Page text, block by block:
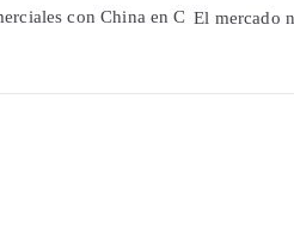
con China en C El mercado